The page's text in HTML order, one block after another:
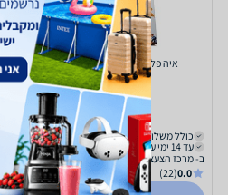
איה פלוטו ספר אינטראקטיבי
107
₪
כולל משלוח (₪18)
עד 14 ימי עסקים
ב- מרכז הצעצועים
0.0
(22)